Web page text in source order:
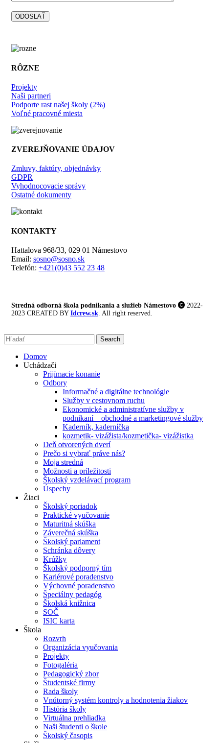
RÔZNE
Projekty
Naši partneri
Podporte rast našej školy (2%)
Voľné pracovné miesta
ZVEREJŇOVANIE ÚDAJOV
Zmluvy, faktúry, objednávky
GDPR
Vyhodnocovacie správy
Ostatné dokumenty
KONTAKTY
Hattalova 968/33, 029 01 Námestovo
Email: sosno@sosno.sk
Telefón: +421(0)43 552 23 48
Stredná odborná škola podnikania a služieb Námestovo
2022-
2023 CREATED BY Idcrew.sk . All right reserved.
Search
Domov
Uchádzači
Prijímacie konanie
Odbory
Informačné a digitálne technológie
Služby v cestovnom ruchu
Ekonomické a administratívne služby v
podnikaní – obchodné a marketingové služby
Kaderník, kaderníčka
kozmetik- vizážista/kozmetička- vizážistka
Deň otvorených dverí
Prečo si vybrať práve nás?
Moja stredná
Možnosti a príležitosti
Školský vzdelávací program
Úspechy
Žiaci
Školský poriadok
Praktické vyučovanie
Maturitná skúška
Záverečná skúška
Školský parlament
Schránka dôvery
Krúžky
Školský podporný tím
Kariérové poradenstvo
Výchovné poradenstvo
Špeciálny pedagóg
Školská knižnica
SOČ
ISIC karta
Škola
Rozvrh
Organizácia vyučovania
Projekty
Fotogaléria
Pedagogický zbor
Študentské firmy
Rada školy
Vnútorný systém kontroly a hodnotenia žiakov
História školy
Virtuálna prehliadka
Naši študenti o škole
Školský časopis